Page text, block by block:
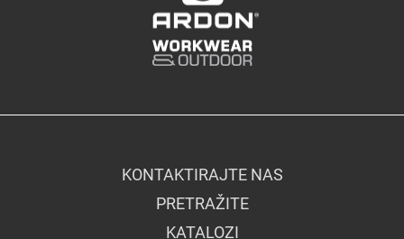
KONTAKTIRAJTE NAS
PRETRAŽITE
KATALOZI